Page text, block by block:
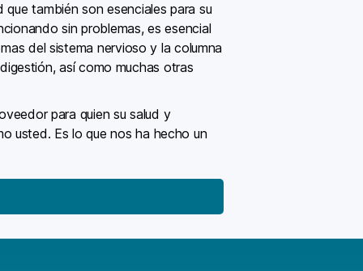
también son esenciales para su
sin problemas, es esencial
del sistema nervioso y la columna
así como muchas otras
para quien su salud y
usted. Es lo que nos ha hecho un